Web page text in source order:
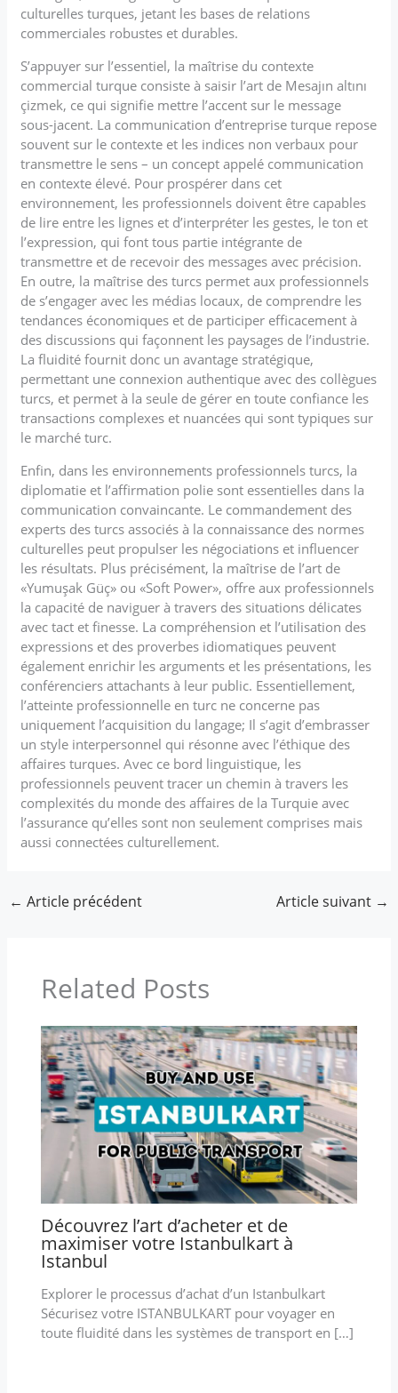
culturelles turques, jetant les bases de relations
commerciales robustes et durables.
S’appuyer sur l’essentiel, la maîtrise du contexte
commercial turque consiste à saisir l’art de Mesajın altını
çizmek, ce qui signifie mettre l’accent sur le message
sous-jacent. La communication d’entreprise turque repose
souvent sur le contexte et les indices non verbaux pour
transmettre le sens – un concept appelé communication
en contexte élevé. Pour prospérer dans cet
environnement, les professionnels doivent être capables
de lire entre les lignes et d’interpréter les gestes, le ton et
l’expression, qui font tous partie intégrante de
transmettre et de recevoir des messages avec précision.
En outre, la maîtrise des turcs permet aux professionnels
de s’engager avec les médias locaux, de comprendre les
tendances économiques et de participer efficacement à
des discussions qui façonnent les paysages de l’industrie.
La fluidité fournit donc un avantage stratégique,
permettant une connexion authentique avec des collègues
turcs, et permet à la seule de gérer en toute confiance les
transactions complexes et nuancées qui sont typiques sur
le marché turc.
Enfin, dans les environnements professionnels turcs, la
diplomatie et l’affirmation polie sont essentielles dans la
communication convaincante. Le commandement des
experts des turcs associés à la connaissance des normes
culturelles peut propulser les négociations et influencer
les résultats. Plus précisément, la maîtrise de l’art de
«Yumuşak Güç» ou «Soft Power», offre aux professionnels
la capacité de naviguer à travers des situations délicates
avec tact et finesse. La compréhension et l’utilisation des
expressions et des proverbes idiomatiques peuvent
également enrichir les arguments et les présentations, les
conférenciers attachants à leur public. Essentiellement,
l’atteinte professionnelle en turc ne concerne pas
uniquement l’acquisition du langage; Il s’agit d’embrasser
un style interpersonnel qui résonne avec l’éthique des
affaires turques. Avec ce bord linguistique, les
professionnels peuvent tracer un chemin à travers les
complexités du monde des affaires de la Turquie avec
l’assurance qu’elles sont non seulement comprises mais
aussi connectées culturellement.
← Article précédent Article suivant →
Related Posts
Découvrez l’art d’acheter et de
maximiser votre Istanbulkart à
Istanbul
Explorer le processus d’achat d’un Istanbulkart
Sécurisez votre ISTANBULKART pour voyager en
toute fluidité dans les systèmes de transport en […]